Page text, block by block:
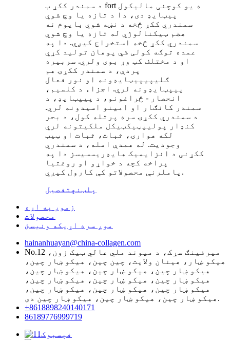
د سمندر ککړ ب fort ه یو کوچنی مالیکول
پیټایډ دی، دا د تازه یا وچ شوي
سمندري ککړ څخه د نښه شوي بایوم نه
هضم ټیکنالوژي له تازه یا وچ شوي
سمندري ککړ څخه استخراج کیږي. دا په
عمده توګه کولی شي پوهان تولید کړي
او د مختلف کب وړ بوی ولري. سربیره
پردې، د سمندر ککړۍ هم
ګلیپیپیټایډونه او نور فعال
پیپټایډونه لري. اجزاء د کلسیم،
انحصار - څراغونو، د پیپټایډ، د
سمندر کانګار او امینو اسیدونه لري.
د سمندري ککړۍ سره پرتله کول، د بحر
کنډار پولیپټیکټیکل ملکیتونه لري
لکه هوارۍ، ثبات، ثبات او ټیټ
وجودیت. له همدې امله، د سمندري
ککړنی د انزایمیک هایډریسسیسز دا په
پراخه کچه د خواړو او روغتیا
پاملرنې محصولاتو کې کارول کیږي.
پلټنه تفصیل
زموږ په اړه
محصولات
موږ سره اړیکه ونیسئ
hainanhuayan@china-collagen.com
No.12 میرفینګ سړک، د میوند ملي عالي ټیک زون،
هیکو ښار، هینان ولایت، چین چین، هیکو ښار چین،
هیکو ښار چین، هیکو ښار چین، هیکو ښار چین،
هیکو ښار چین، هیکو ښار چین، هیکو ښار چین،
هیکو ښار چین، هیکو ښار چین، هیکو ښار چین،
هیکو ښار چین، هیکو ښار چین، هیکو ښار چین دی.
+8618898240140171
86189776999719